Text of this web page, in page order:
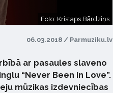
Foto: Kristaps Bārdziņs
06.03.2018 / Parmuziku.lv
ar pasaules slaveno
“Never Been in Love”.
mūzikas izdevniecības